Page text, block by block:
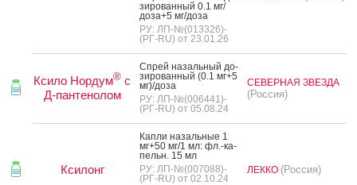
зиро­ван­ный 0.1 мг/
до­за+5 мг/до­за
РУ: ЛП-№(013326)-
(РГ-RU) от 23.01.26
Ксило Нордум® с
Д-пантенолом
Спрей на­заль­ный до­
зиро­ван­ный (0.1 мг+5
мг)/до­за
РУ: ЛП-№(006441)-
(РГ-RU) от 05.08.24
СЕВЕРНАЯ ЗВЕЗДА
(Россия)
Ксилонг
Кап­ли на­заль­ные 1
мг+50 мг/1 мл: фл.-ка­
пельн. 15 мл
РУ: ЛП-№(007088)-
(РГ-RU) от 02.10.24
ЛЕККО (Россия)